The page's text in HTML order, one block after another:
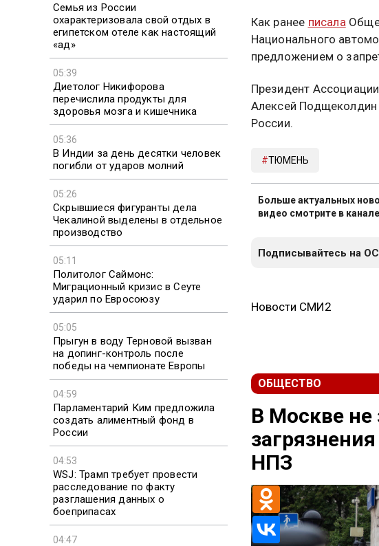
Семья из России
охарактеризовала свой отдых в
египетском отеле как настоящий
«ад»
05:39
Диетолог Никифорова
перечислила продукты для
здоровья мозга и кишечника
05:36
В Индии за день десятки человек
погибли от ударов молний
05:26
Скрывшиеся фигуранты дела
Чекалиной выделены в отдельное
производство
05:11
Политолог Саймонс:
Миграционный кризис в Сеуте
ударил по Евросоюзу
05:05
Прыгун в воду Терновой вызван
на допинг-контроль после
победы на чемпионате Европы
04:59
Парламентарий Ким предложила
создать алиментный фонд в
России
04:53
WSJ: Трамп требует провести
расследование по факту
разглашения данных о
боеприпасах
04:47
Как ранее писала
Национального
предложением о
Президент
Алексей Подщеколдин
России.
ТЮМЕНЬ
Больше актуальных
видео смотрите в
Подписывайтесь на
Новости СМИ2
ОБЩЕСТВО
В Москве не
НПЗ